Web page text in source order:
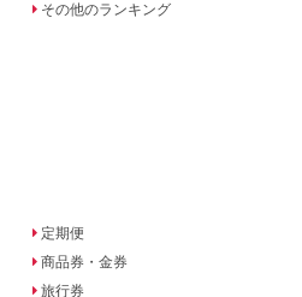
その他のランキング
定期便
商品券・金券
旅行券